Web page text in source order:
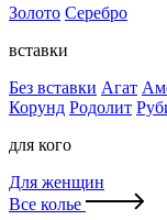
Золото Серебро
вставки
Без вставки Агат
Корунд Родолит
для кого
Для женщин
Все колье